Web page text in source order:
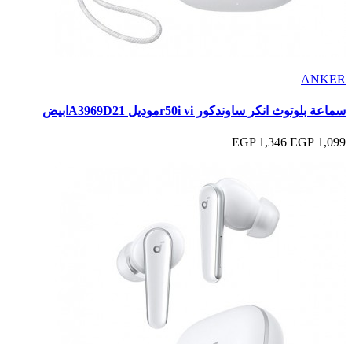
ANKER
سماعة بلوتوث انكر ساوندكور r50i viموديل A3969D21ابيض
1,099 EGP
1,346 EGP